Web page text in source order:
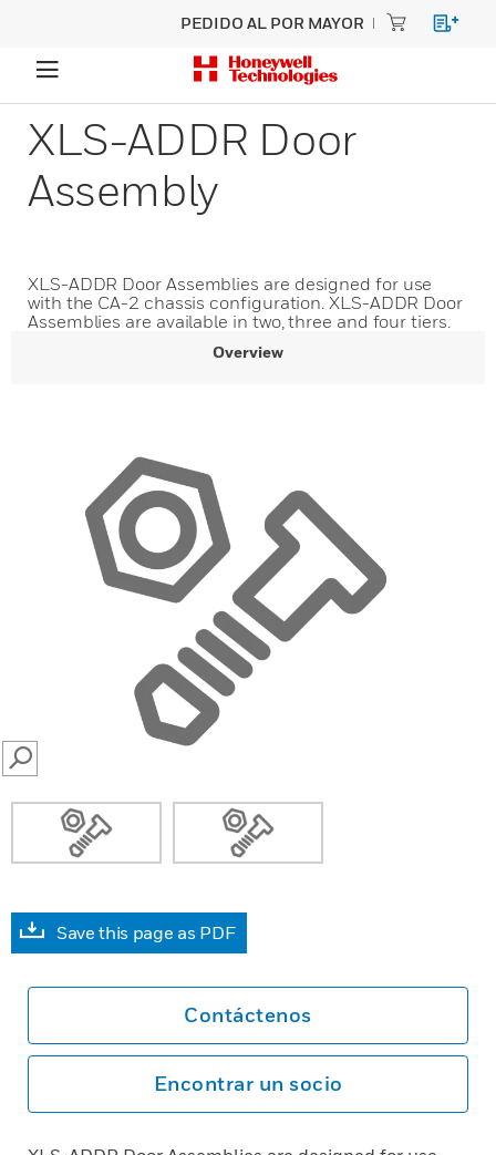
PEDIDO AL POR MAYOR
XLS-ADDR Door
Assembly
XLS-ADDR Door Assemblies are designed for use
with the CA-2 chassis configuration. XLS-ADDR Door
Assemblies are available in two, three and four tiers.
Overview
SEARCH
Save this page as PDF
Contáctenos
Encontrar un socio